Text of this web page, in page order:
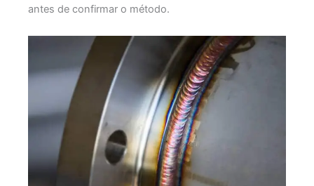
antes de confirmar o método.